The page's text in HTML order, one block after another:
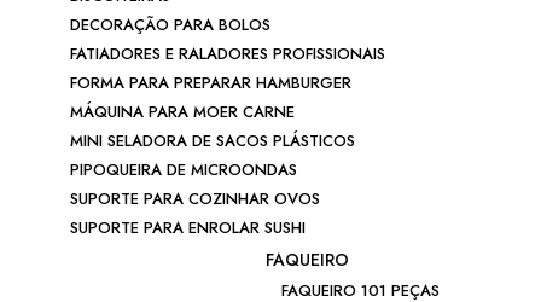
DECORAÇÃO PARA BOLOS
FATIADORES E RALADORES PROFISSIONAIS
FORMA PARA PREPARAR HAMBURGER
MÁQUINA PARA MOER CARNE
MINI SELADORA DE SACOS PLÁSTICOS
PIPOQUEIRA DE MICROONDAS
SUPORTE PARA COZINHAR OVOS
SUPORTE PARA ENROLAR SUSHI
FAQUEIRO
FAQUEIRO 101 PEÇAS